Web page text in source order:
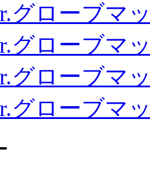
グローブマ
グローブマ
グローブマ
グローブマ